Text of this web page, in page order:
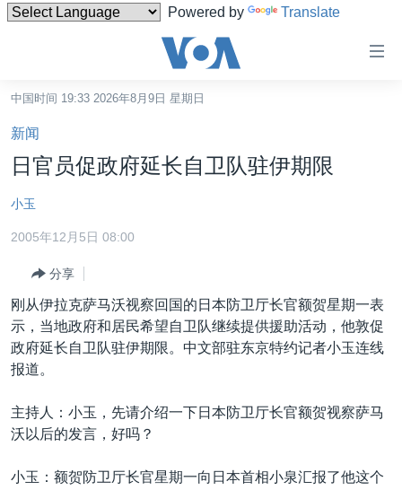
Powered by Translate
碍
链
接
内
转
到
导
航
转
到
索
台湾
港澳
国际
最新国际新闻
印太
中东
欧洲
非洲
美洲
分类新闻
经济·金融·贸易
人权·法律·宗教
科教·文娱·体健
军事
劳工
美中关系
热点专题
白宫要闻
国会报道
美中关系
VOA视频
VOA今日焦点
中文广播
中国时间 19:33 2026年8月9日 星期日
新闻
日官员促政府延长自卫队驻伊期限
小玉
2005年12月5日 08:00
分享
刚从伊拉克萨马沃视察回国的日本防卫厅长官额贺星期一表
示，当地政府和居民希望自卫队继续提供援助活动，他敦促
政府延长自卫队驻伊期限。中文部驻东京特约记者小玉连线
报道。
主持人：小玉，先请介绍一下日本防卫厅长官额贺视察萨马
沃以后的发言，好吗？
小玉：额贺防卫厅长官星期一向日本首相小泉汇报了他这个